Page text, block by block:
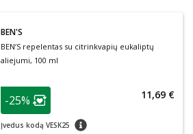
BEN'S
BEN‘S repelentas su citrinkvapių eukaliptų
aliejumi, 100 ml
patarimas
Lojalumo klubo narių nuolaida
-25%
Įvedus kodą VESK25 patarimas
11,69 €